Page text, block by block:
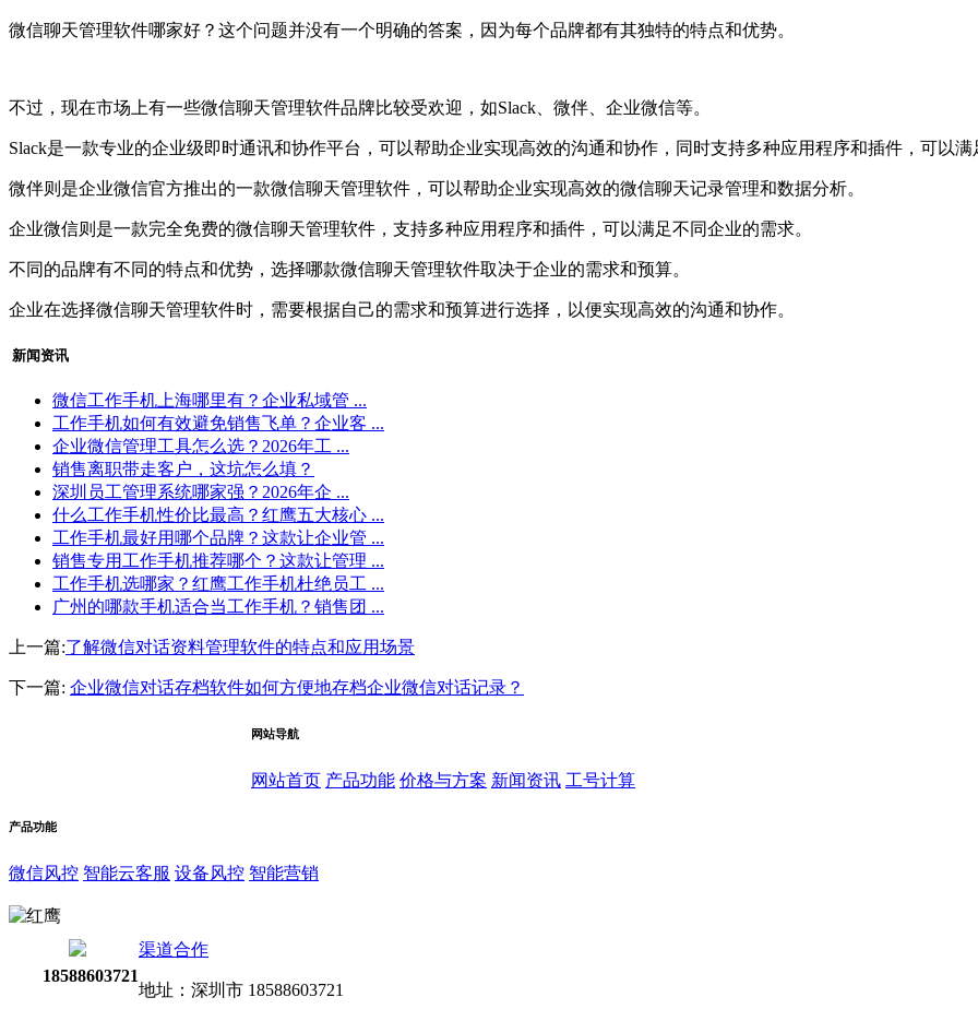
微信聊天管理软件哪家好？这个问题并没有一个明确的答案，因为每个品牌都有其独特的特点和优势。
不过，现在市场上有一些微信聊天管理软件品牌比较受欢迎，如Slack、微伴、企业微信等。
Slack是一款专业的企业级即时通讯和协作平台，可以帮助企业实现高效的沟通和协作，同时支持多种应用程序和插件，可以满
微伴则是企业微信官方推出的一款微信聊天管理软件，可以帮助企业实现高效的微信聊天记录管理和数据分析。
企业微信则是一款完全免费的微信聊天管理软件，支持多种应用程序和插件，可以满足不同企业的需求。
不同的品牌有不同的特点和优势，选择哪款微信聊天管理软件取决于企业的需求和预算。
企业在选择微信聊天管理软件时，需要根据自己的需求和预算进行选择，以便实现高效的沟通和协作。
新闻资讯
微信工作手机上海哪里有？企业私域管 ...
工作手机如何有效避免销售飞单？企业客 ...
企业微信管理工具怎么选？2026年工 ...
销售离职带走客户，这坑怎么填？
深圳员工管理系统哪家强？2026年企 ...
什么工作手机性价比最高？红鹰五大核心 ...
工作手机最好用哪个品牌？这款让企业管 ...
销售专用工作手机推荐哪个？这款让管理 ...
工作手机选哪家？红鹰工作手机杜绝员工 ...
广州的哪款手机适合当工作手机？销售团 ...
上一篇:了解微信对话资料管理软件的特点和应用场景
下一篇: 企业微信对话存档软件如何方便地存档企业微信对话记录？
网站导航
网站首页 产品功能 价格与方案 新闻资讯 工号计算
产品功能
微信风控 智能云客服 设备风控 智能营销
18588603721
渠道合作
地址：深圳市 18588603721